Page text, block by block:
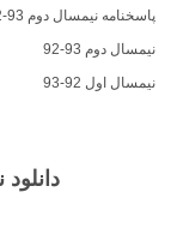
پاسخنامه نیمسال دوم 93-92
نیمسال دوم 93-92
نیمسال اول 92-93